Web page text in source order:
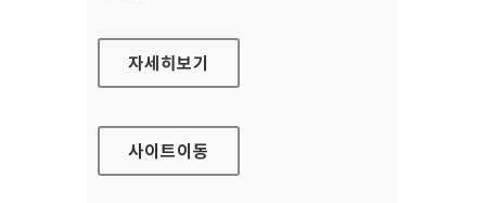
서울특별시 주차정보안내시스템
자세히보기
사이트이동